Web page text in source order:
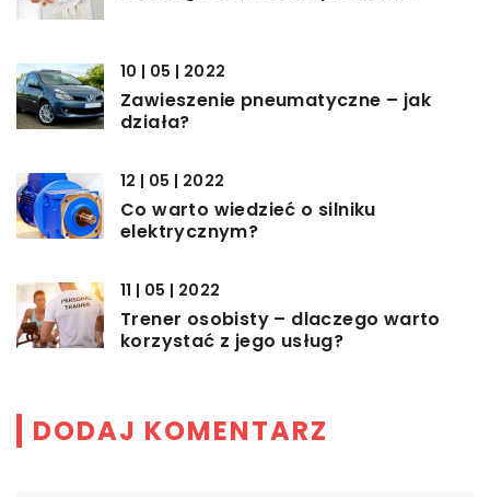
10 | 05 | 2022
Zawieszenie pneumatyczne – jak
działa?
12 | 05 | 2022
Co warto wiedzieć o silniku
elektrycznym?
11 | 05 | 2022
Trener osobisty – dlaczego warto
korzystać z jego usług?
DODAJ KOMENTARZ